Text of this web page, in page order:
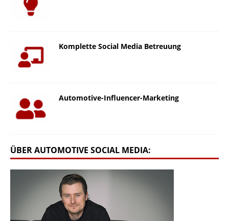
Komplette Social Media Betreuung
Automotive-Influencer-Marketing
ÜBER AUTOMOTIVE SOCIAL MEDIA: